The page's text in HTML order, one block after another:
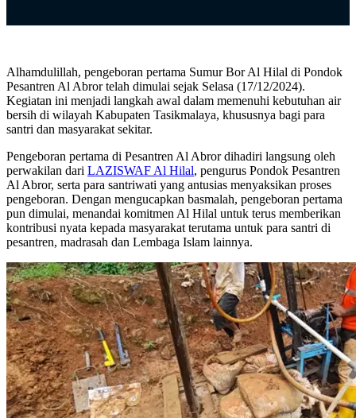
Alhamdulillah, pengeboran pertama Sumur Bor Al Hilal di Pondok
Pesantren Al Abror telah dimulai sejak Selasa (17/12/2024).
Kegiatan ini menjadi langkah awal dalam memenuhi kebutuhan air
bersih di wilayah Kabupaten Tasikmalaya, khususnya bagi para
santri dan masyarakat sekitar.
Pengeboran pertama di Pesantren Al Abror dihadiri langsung oleh
perwakilan dari LAZISWAF Al Hilal, pengurus Pondok Pesantren
Al Abror, serta para santriwati yang antusias menyaksikan proses
pengeboran. Dengan mengucapkan basmalah, pengeboran pertama
pun dimulai, menandai komitmen Al Hilal untuk terus memberikan
kontribusi nyata kepada masyarakat terutama untuk para santri di
pesantren, madrasah dan Lembaga Islam lainnya.